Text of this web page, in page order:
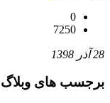
0
7250
28 آذر 1398
برجسب های وبلاگ